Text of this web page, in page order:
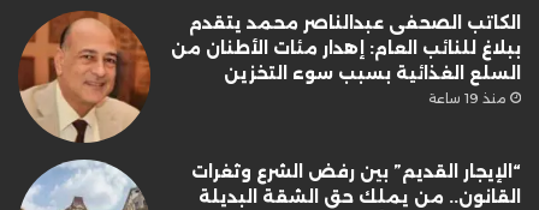
الكاتب الصحفى عبدالناصر محمد يتقدم
ببلاغ للنائب العام: إهدار مئات الأطنان من
السلع الغذائية بسبب سوء التخزين
منذ 19 ساعة
“الإيجار القديم” بين رفض الشرع وثغرات
القانون.. من يملك حق الشقة البديلة